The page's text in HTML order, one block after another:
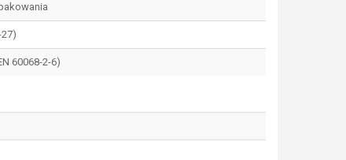
60068-2-6)